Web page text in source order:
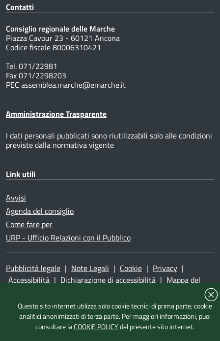
Contatti
Consiglio regionale delle Marche
Piazza Cavour 23 - 60121 Ancona
Codice fiscale 80006310421
Tel. 071/22981
Fax 071/2298203
PEC assemblea.marche@emarche.it
Amministrazione Trasparente
I dati personali pubblicati sono riutilizzabili solo alle condizioni
previste dalla normativa vigente
Link utili
Avvisi
Agenda del consiglio
Come fare per
URP - Ufficio Relazioni con il Pubblico
Pubblicità legale | Note Legali | Cookie | Privacy |
Accessibilità | Dichiarazione di accessibilità | Mappa del
Questo sito internet utilizza solo cookie tecnici di prima parte; cookie
analitici anonimizzati di terza parte. Per maggiori informazioni, puoi
consultare laCOOKIE POLICYdel presente sito internet.